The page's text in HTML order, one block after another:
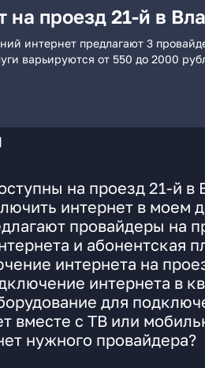
на проезд 21-й в
интернет предлагают 3
варьируются от 550 до 2000
на проезд 21-й в
интернет в моем
провайдеры на
и абонентская
интернета на
интернета в
для
вместе с ТВ или
нужного провайдера?